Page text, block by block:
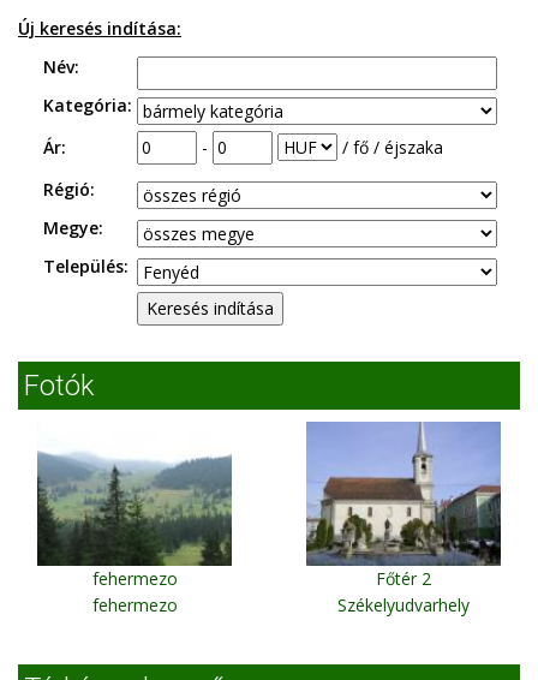
Új keresés indítása:
Név:
Kategória:
Ár:
-
/ fő / éjszaka
Régió:
Megye:
Település:
Fotók
fehermezo
fehermezo
Főtér 2
Székelyudvarhely